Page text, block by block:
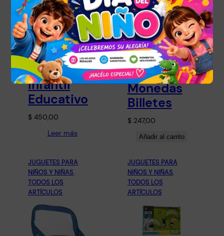
Ábaco De
Madera
Juguete
Infantil
Educativo
$ 450,00
Leer más
Alcancía
Monedas
Billetes
$247,00
Añadir al carrito
JUGUETES PARA
NIÑOS Y NIÑAS
TODOS LOS
ARTÍCULOS
JUGUETES PARA
NIÑOS Y NIÑAS
TODOS LOS
ARTÍCULOS